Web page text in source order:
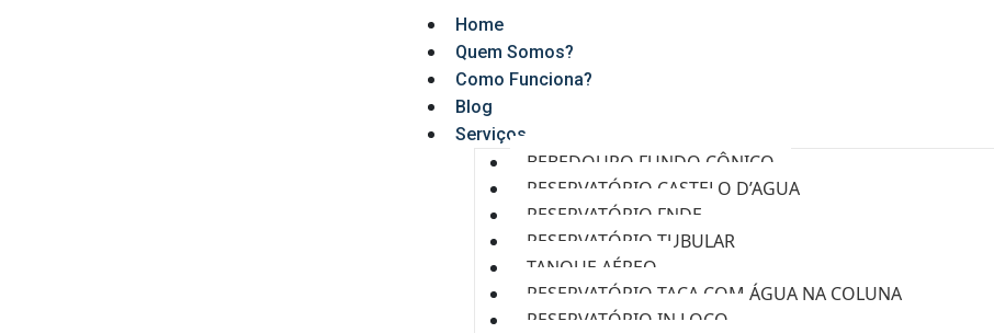
Home
Quem Somos?
Como Funciona?
Blog
Serviços
BEBEDOURO FUNDO CÔNICO
RESERVATÓRIO CASTELO D’AGUA
RESERVATÓRIO FNDE
RESERVATÓRIO TUBULAR
TANQUE AÉREO
RESERVATÓRIO TAÇA COM ÁGUA NA COLUNA
RESERVATÓRIO IN LOCO